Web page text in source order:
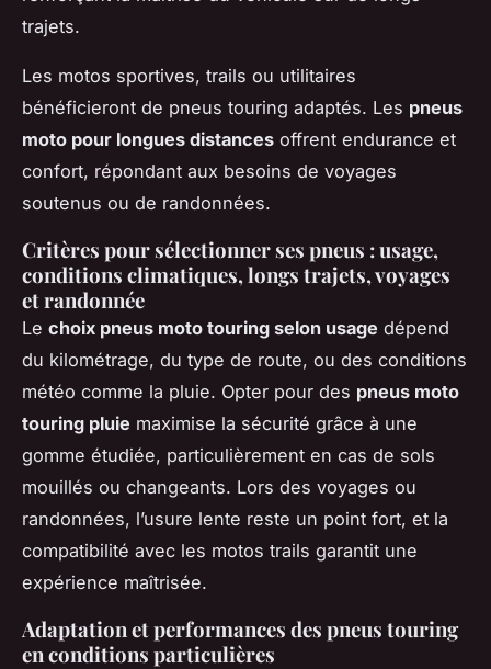
trajets.
Les motos sportives, trails ou utilitaires
bénéficieront de pneus touring adaptés. Les pneus
moto pour longues distances offrent endurance et
confort, répondant aux besoins de voyages
soutenus ou de randonnées.
Critères pour sélectionner ses pneus : usage,
conditions climatiques, longs trajets, voyages
et randonnée
Le choix pneus moto touring selon usage dépend
du kilométrage, du type de route, ou des conditions
météo comme la pluie. Opter pour des pneus moto
touring pluie maximise la sécurité grâce à une
gomme étudiée, particulièrement en cas de sols
mouillés ou changeants. Lors des voyages ou
randonnées, l’usure lente reste un point fort, et la
compatibilité avec les motos trails garantit une
expérience maîtrisée.
Adaptation et performances des pneus touring
en conditions particulières